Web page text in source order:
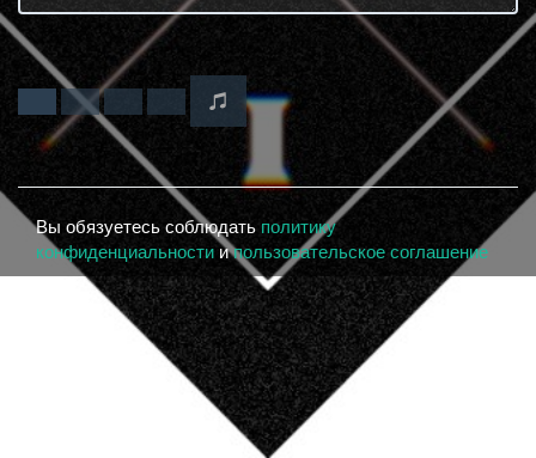
Вы обязуетесь соблюдать политику
конфиденциальностиипользовательское соглашение